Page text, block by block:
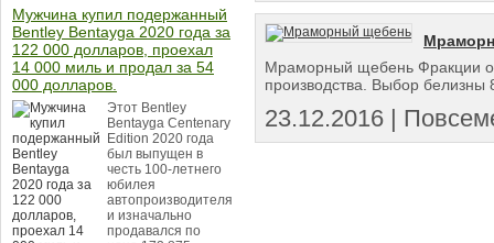
Мраморный щебень Фракции
производства. Выбор белизны
23.12.2016 |
Мужчина купил подержанный
Bentley Bentayga 2020 года за
122 000 долларов, проехал
14 000 миль и продал за 54
000 долларов.
Этот Bentley
Bentayga Centenary
Edition 2020 года
был выпущен в
честь 100-летнего
юбилея
автопроизводителя
и изначально
продавался по